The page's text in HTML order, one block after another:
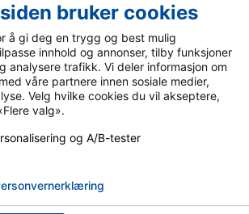
Bli medlem
Bli frivillig
Personvern & cookies
bruker cookies
å gi deg en trygg og best mulig
innhold og annonser, tilby funksjoner
analysere trafikk. Vi deler informasjon om
våre partnere innen sosiale medier,
Velg hvilke cookies du vil akseptere,
valg».
og A/B-tester